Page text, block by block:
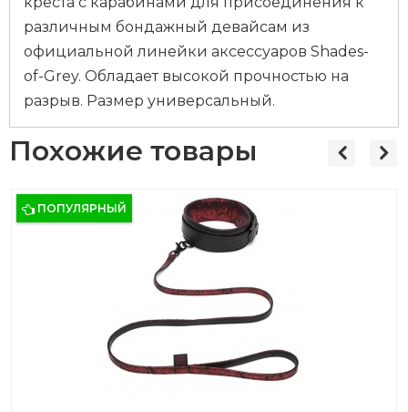
различным бондажный девайсам из
официальной линейки аксессуаров Shades-
of-Grey. Обладает высокой прочностью на
разрыв. Размер универсальный.
Похожие товары
ПОПУЛЯРНЫЙ